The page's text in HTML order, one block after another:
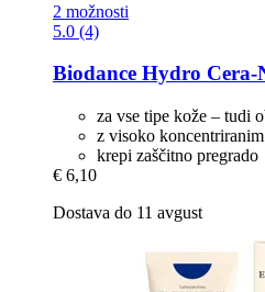
2 možnosti
5.0 (4)
Biodance Hydro Cera-​
za vse tipe kože – tudi
z visoko
krepi zaščitno pregrado
€ 6,10
Dostava do 11 avgust